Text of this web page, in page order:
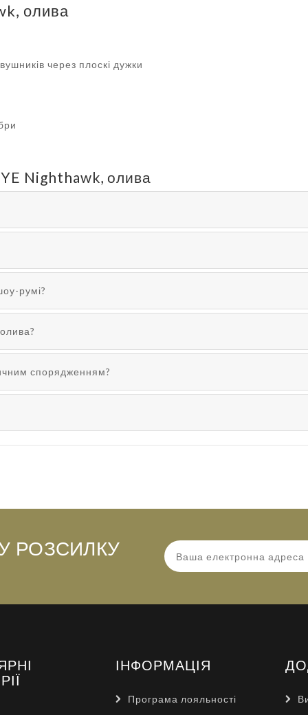
олива
через плоскі дужки
Nighthawk, олива
румі?
спорядженням?
РОЗСИЛКУ
ІНФОРМАЦІЯ
Програма лояльності